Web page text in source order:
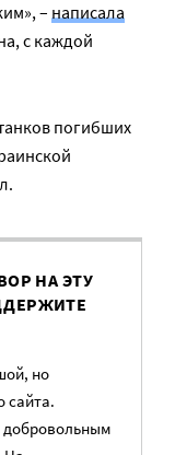
– написала
с каждой
погибших
НА ЭТУ
но
сайта.
добровольным